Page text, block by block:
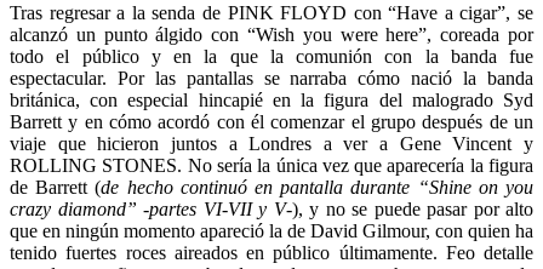
Tras regresar a la senda de PINK FLOYD con “Have a cigar”, se
alcanzó un punto álgido con “Wish you were here”, coreada por
todo el público y en la que la comunión con la banda fue
espectacular. Por las pantallas se narraba cómo nació la banda
británica, con especial hincapié en la figura del malogrado Syd
Barrett y en cómo acordó con él comenzar el grupo después de un
viaje que hicieron juntos a Londres a ver a Gene Vincent y
ROLLING STONES. No sería la única vez que aparecería la figura
de Barrett (de hecho continuó en pantalla durante “Shine on you
crazy diamond” -partes VI-VII y V-), y no se puede pasar por alto
que en ningún momento apareció la de David Gilmour, con quien ha
tenido fuertes roces aireados en público últimamente. Feo detalle